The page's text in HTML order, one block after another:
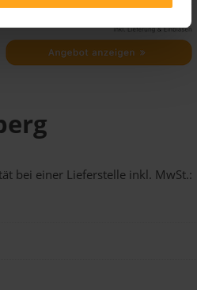
bei einer Lieferstelle inkl. MwSt.: